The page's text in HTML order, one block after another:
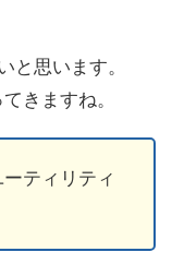
と思います。
きますね。
ティリティ